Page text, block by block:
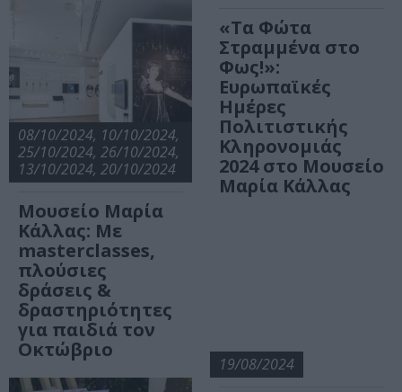
08/10/2024, 10/10/2024,
25/10/2024, 26/10/2024,
13/10/2024, 20/10/2024
Μουσείο Μαρία
Κάλλας: Με
masterclasses,
πλούσιες
δράσεις &
δραστηριότητες
για παιδιά τον
Οκτώβριο
«Τα Φώτα
Στραμμένα στο
Φως!»:
Ευρωπαϊκές
Ημέρες
Πολιτιστικής
Κληρονομιάς
2024 στο Μουσείο
Μαρία Κάλλας
19/08/2024